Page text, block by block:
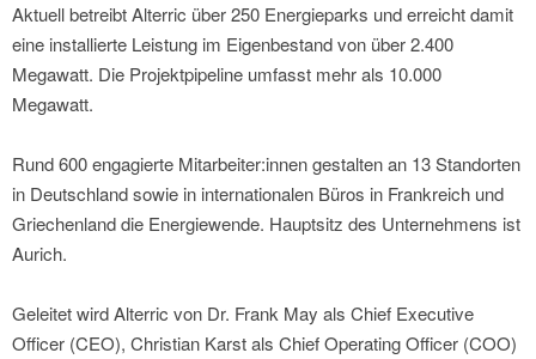
Aktuell betreibt Alterric über 250 Energieparks und erreicht damit
eine installierte Leistung im Eigenbestand von über 2.400
Megawatt. Die Projektpipeline umfasst mehr als 10.000
Megawatt.
Rund 600 engagierte Mitarbeiter:innen gestalten an 13 Standorten
in Deutschland sowie in internationalen Büros in Frankreich und
Griechenland die Energiewende. Hauptsitz des Unternehmens ist
Aurich.
Geleitet wird Alterric von Dr. Frank May als Chief Executive
Officer (CEO), Christian Karst als Chief Operating Officer (COO)